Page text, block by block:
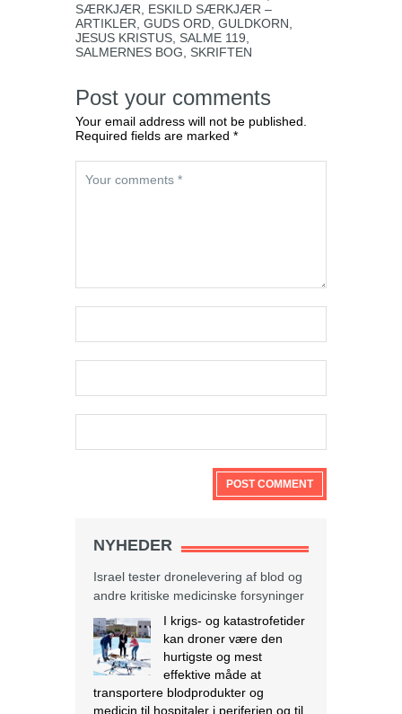
SÆRKJÆR
ESKILD SÆRKJÆR –
ARTIKLER GUDS ORD GULDKORN
JESUS KRISTUS SALME 119
SALMERNES BOG
SKRIFTEN
Post your comments
Your email address will not be published.
Required fields are marked *
NYHEDER
Israel tester dronelevering af blod og
andre kritiske medicinske forsyninger
I krigs- og katastrofetider
kan droner være den
hurtigste og mest
effektive måde at
transportere blodprodukter og
medicin til hospitaler i periferien og til